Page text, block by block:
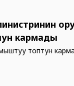
кармады
топтун